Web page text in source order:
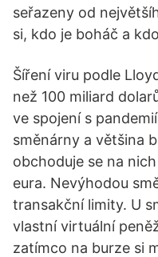
seřazeny od
si, kdo je boháč a
Šíření viru podle
než 100 miliard
ve spojení s
směnárny a většina
obchoduje se na
eura. Nevýhodou
transakční limity. U
vlastní virtuální
zatímco na burze si